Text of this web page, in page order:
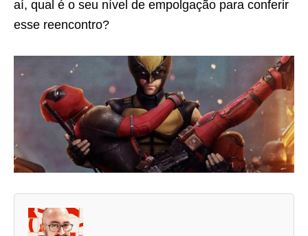
aí, qual é o seu nível de empolgação para conferir
esse reencontro?